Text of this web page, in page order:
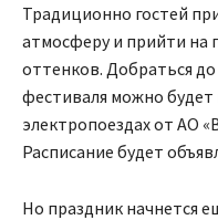
Традиционно гостей
атмосферу и прийти на
оттенков. Добраться
фестиваля можно
электропоездах от АО
Расписание будет
Но праздник начнется